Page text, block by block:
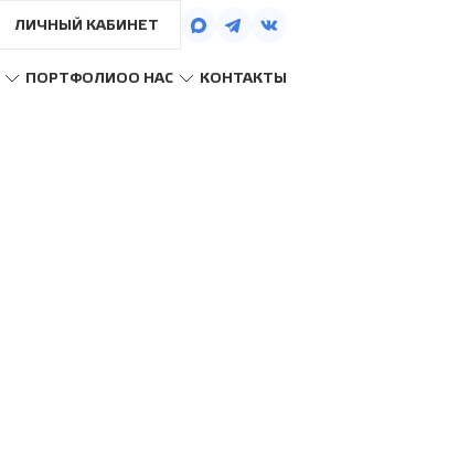
ЛИЧНЫЙ КАБИНЕТ
ПОРТФОЛИОО НАС КОНТАКТЫ